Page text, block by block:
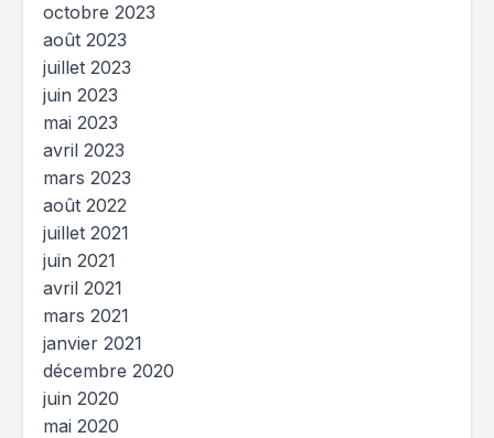
octobre 2023
août 2023
juillet 2023
juin 2023
mai 2023
avril 2023
mars 2023
août 2022
juillet 2021
juin 2021
avril 2021
mars 2021
janvier 2021
décembre 2020
juin 2020
mai 2020